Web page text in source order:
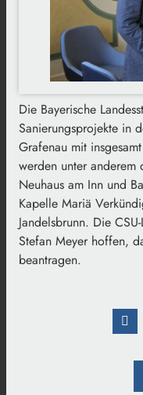
Die Bayerische
Sanierungsprojekte in
Grafenau mit
werden unter anderem
Neuhaus am Inn und
Kapelle Mariä
Jandelsbrunn. Die
Stefan Meyer hoffen,
beantragen.